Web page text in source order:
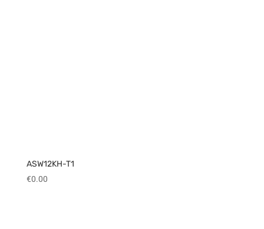
ASW12KH-T1
€0.00